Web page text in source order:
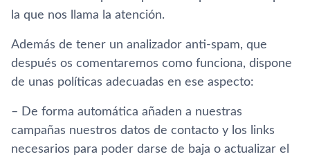
la que nos llama la atención.
Además de tener un analizador anti-spam, que
después os comentaremos como funciona, dispone
de unas polí­ticas adecuadas en ese aspecto:
– De forma automática añaden a nuestras
campañas nuestros datos de contacto y los links
necesarios para poder darse de baja o actualizar el